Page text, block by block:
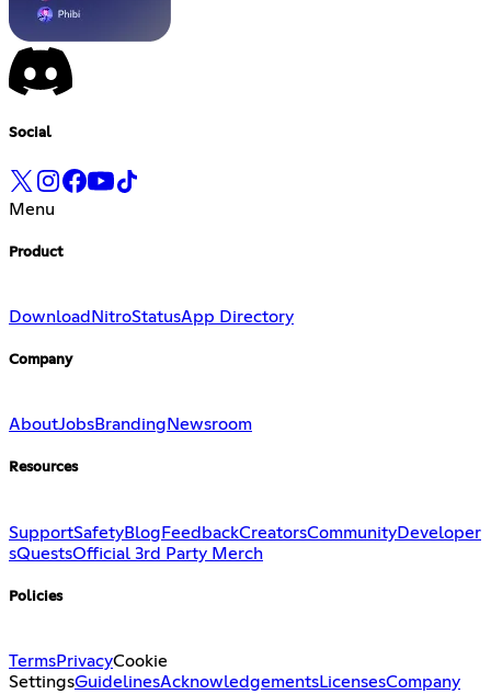
Social
Menu
Product
Download NitroStatusApp Directory
Company
AboutJobsBranding Newsroom
Resources
SupportSafetyBlog FeedbackCreatorsCommunityDeveloper
sQuestsOfficial 3rd Party Merch
Policies
TermsPrivacyCookie
SettingsGuidelinesAcknowledgementsLicensesCompany